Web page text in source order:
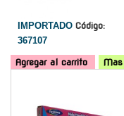
IMPORTADO Código:
367107
Agregar al carrito Mas